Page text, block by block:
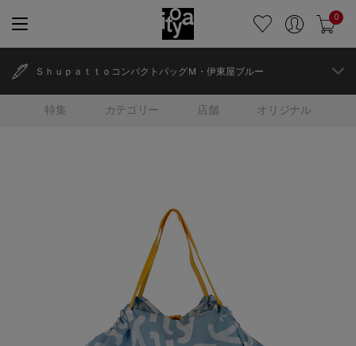
0
特集 カテゴリー 店舗 オリジナル
ＳｈｕｐａｔｔｏコンパクトバッグＭ・伊東屋ブルー